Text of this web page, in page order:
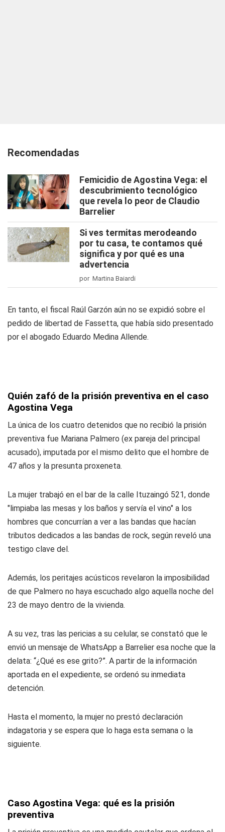
Recomendadas
Femicidio de Agostina Vega: el
descubrimiento tecnológico
que revela lo peor de Claudio
Barrelier
Si ves termitas merodeando
por tu casa, te contamos qué
significa y por qué es una
advertencia
por Martina Baiardi
En tanto, el fiscal Raúl Garzón aún no se expidió sobre el
pedido de libertad de Fassetta, que había sido presentado
por el abogado Eduardo Medina Allende.
Quién zafó de la prisión preventiva en el caso
Agostina Vega
La única de los cuatro detenidos que no recibió la prisión
preventiva fue Mariana Palmero (ex pareja del principal
acusado), imputada por el mismo delito que el hombre de
47 años y la presunta proxeneta.
La mujer trabajó en el bar de la calle Ituzaingó 521, donde
"limpiaba las mesas y los baños y servía el vino" a los
hombres que concurrían a ver a las bandas que hacían
tributos dedicados a las bandas de rock, según reveló una
testigo clave del.
Además, los peritajes acústicos revelaron la imposibilidad
de que Palmero no haya escuchado algo aquella noche del
23 de mayo dentro de la vivienda.
A su vez, tras las pericias a su celular, se constató que le
envió un mensaje de WhatsApp a Barrelier esa noche que la
delata: “¿Qué es ese grito?”. A partir de la información
aportada en el expediente, se ordenó su inmediata
detención.
Hasta el momento, la mujer no prestó declaración
indagatoria y se espera que lo haga esta semana o la
siguiente.
Caso Agostina Vega: qué es la prisión
preventiva